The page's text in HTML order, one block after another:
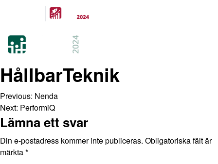
HållbarTeknik
Previous: Nenda
Next: PerformiQ
Lämna ett svar
Din e-postadress kommer inte publiceras. Obligatoriska fält är
märkta*